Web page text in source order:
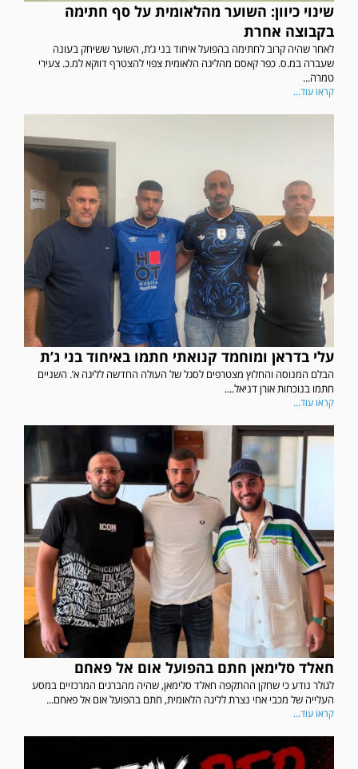
שינוי כיוון: השוער מהלאומית על סף חתימה
בקבוצה אחרת
לאחר שהיה קרוב לחתימה בהפועל איחוד בני ג’ת, השוער ששיחק בעונה
שעברה במ.ס. כפר קאסם מהליגה הלאומית צפוי להצטרף דווקא למ.כ. צעירי
טמרה...
קראו עוד...
עלי בדראן ומוחמד קנואתי חתמו באיחוד בני ג’ת
הבלם המנוסה והחלוץ מצטרפים לסגל של העולה החדשה לליגה א’. השניים
חתמו בנוכחות אורן דניאל....
קראו עוד...
חאלד סלימאן חתם בהפועל אום אל פאחם
לגולר נודע כי שחקן ההתקפה חאלד סלימאן, שהיה מהברגים המרכזיים במסע
העלייה של מכבי אחי נצרת לליגה הלאומית, חתם בהפועל אום אל פאחם...
קראו עוד...